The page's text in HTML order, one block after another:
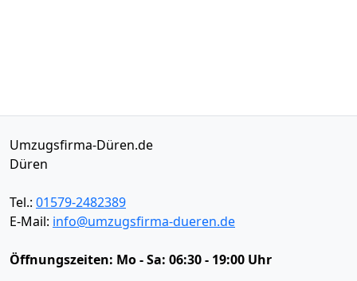
Umzugsfirma-Düren.de
Düren
Tel.: 01579-2482389
E-Mail: info@umzugsfirma-dueren.de
Öffnungszeiten: Mo - Sa: 06:30 - 19:00 Uhr